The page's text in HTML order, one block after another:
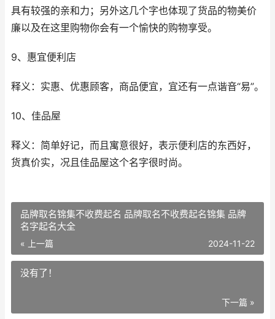
具有较强的亲和力；另外这几个字也体现了货品的物美价
廉以及在这里购物你会有一个愉快的购物享受。
9、惠宜便利店
释义：实惠、优惠顾客，商品便宜，宜还有一点谐音“易”。
10、佳品屋
释义：简单好记，而且寓意很好，表示便利店的东西好，
货真价实，况且佳品屋这个名字很时尚。
品牌取名锦集不收费起名 品牌取名不收费起名锦集 品牌
名字起名大全
« 上一篇 2024-11-22
没有了！
下一篇 »